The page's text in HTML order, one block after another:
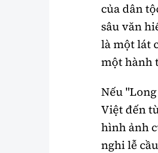
của dân
sâu văn
là một lát
một hành
Nếu
Việt đến
hình ảnh
nghi lễ